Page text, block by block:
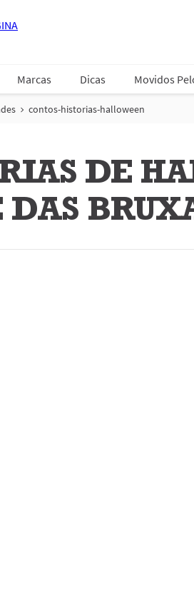
Marcas Dicas Movidos
contos-historias-halloween
DE